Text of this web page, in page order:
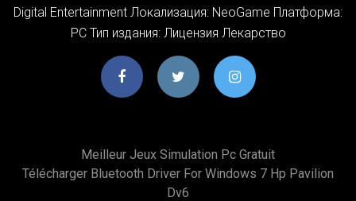
Digital Entertainment Локализация: NeoGame Платформа:
PC Тип издания: Лицензия Лекарство
Meilleur Jeux Simulation Pc Gratuit
Télécharger Bluetooth Driver For Windows 7 Hp Pavilion
Dv6